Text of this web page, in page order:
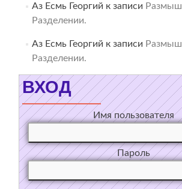
Аз Есмь Георгий к записи
Разделении.
Аз Есмь Георгий к записи
Разделении.
ВХОД
Имя пользователя
Пароль